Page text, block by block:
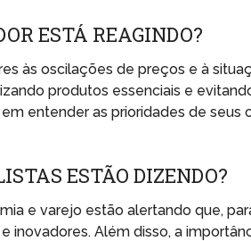
ESTÁ REAGINDO?
às oscilações de preços e à
produtos essenciais e
entender as prioridades de seus
ESTÃO DIZENDO?
e varejo estão alertando que,
inovadores. Além disso, a